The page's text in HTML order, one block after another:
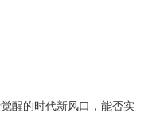
醒的时代新风口，能否实